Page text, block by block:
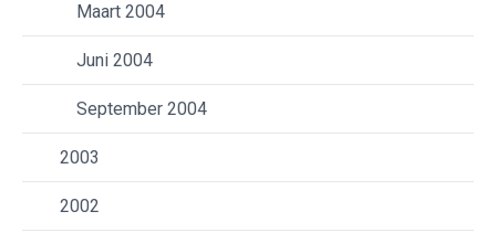
Maart 2004
Juni 2004
September 2004
2003
2002